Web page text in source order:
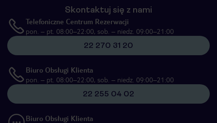
Skontaktuj się z nami
Telefoniczne Centrum Rezerwacji
pon. – pt. 08:00–22:00, sob. – niedz. 09:00–21:00
22 270 31 20
Biuro Obsługi Klienta
pon. – pt. 08:00–22:00, sob. – niedz. 09:00–21:00
22 255 04 02
Biuro Obsługi Klienta